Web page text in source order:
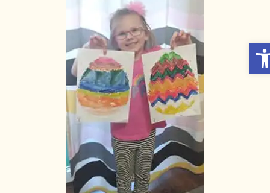
Otwórz Pasek narzędzi